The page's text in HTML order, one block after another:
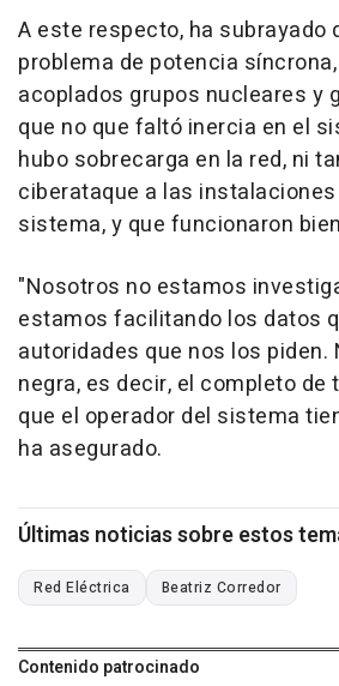
A este respecto, ha subrayado
problema de potencia
acoplados grupos nucleares y
que no que faltó inercia en el
hubo sobrecarga en la red, ni
ciberataque a las
sistema, y que funcionaron
"Nosotros no estamos
estamos facilitando los datos
autoridades que nos los piden.
negra, es decir, el completo de
que el operador del sistema
ha asegurado.
Últimas noticias sobre estos
Red Eléctrica Beatriz Corredor
Contenido patrocinado